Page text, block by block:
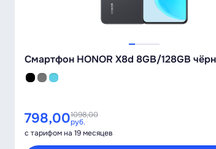
Смартфон HONOR X8d 8GB/128GB
798,001098,00
руб.
с тарифом на 19 месяцев